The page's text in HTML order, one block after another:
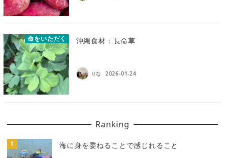
命をいただく 沖縄食材：長命草
りな 2026-01-24
Ranking
海に身を委ねることで感じれること